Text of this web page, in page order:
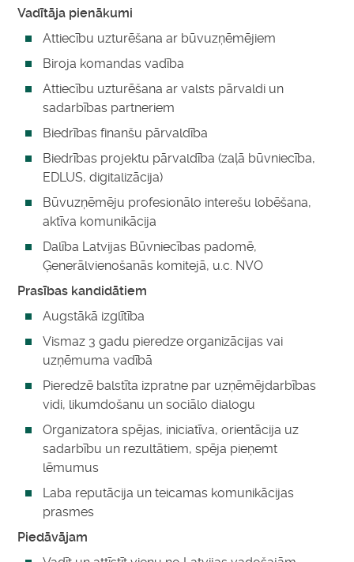
Vadītāja pienākumi
Attiecību uzturēšana ar būvuzņēmējiem
Biroja komandas vadība
Attiecību uzturēšana ar valsts pārvaldi un
sadarbības partneriem
Biedrības finanšu pārvaldība
Biedrības projektu pārvaldība (zaļā būvniecība,
EDLUS, digitalizācija)
Būvuzņēmēju profesionālo interešu lobēšana,
aktīva komunikācija
Dalība Latvijas Būvniecības padomē,
Ģenerālvienošanās komitejā, u.c. NVO
Prasības kandidātiem
Augstākā izglītība
Vismaz 3 gadu pieredze organizācijas vai
uzņēmuma vadībā
Pieredzē balstīta izpratne par uzņēmējdarbības
vidi, likumdošanu un sociālo dialogu
Organizatora spējas, iniciatīva, orientācija uz
sadarbību un rezultātiem, spēja pieņemt
lēmumus
Laba reputācija un teicamas komunikācijas
prasmes
Piedāvājam